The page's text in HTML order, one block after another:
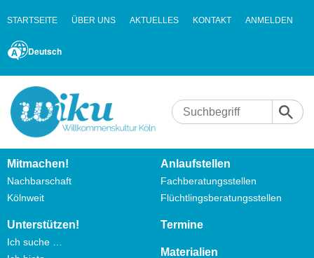
STARTSEITE ÜBER UNS AKTUELLES KONTAKT ANMELDEN
Deutsch
Mitmachen!
Nachbarschaft
Kölnweit
Anlaufstellen
Fachberatungsstellen
Flüchtlingsberatungsstellen
Unterstützen!
Ich suche …
Termine
Materialien